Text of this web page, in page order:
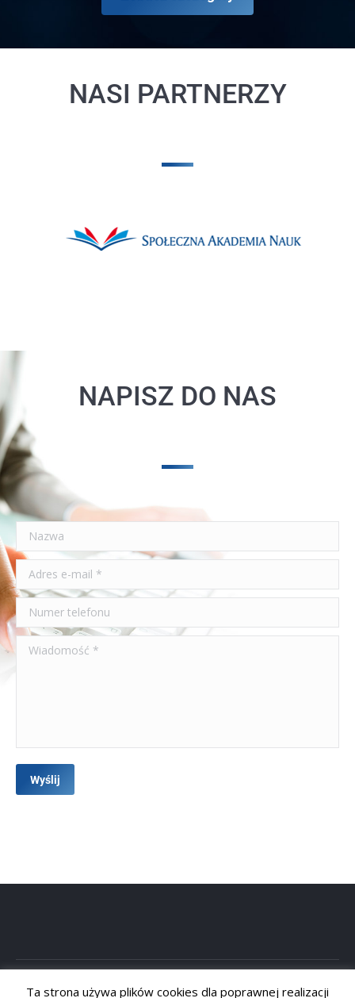
NASI PARTNERZY
NAPISZ DO NAS
Nazwa
Adres e-mail *
Numer telefonu
Wiadomość *
Wyślij
Ta strona używa plików cookies dla poprawnej realizacji